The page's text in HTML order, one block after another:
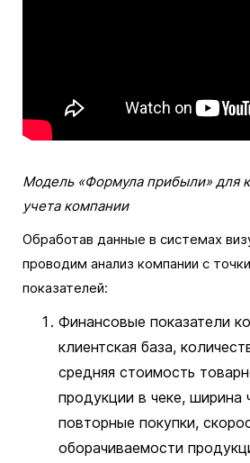
Модель «Формула прибыли» для
учета компании
Обработав данные в системах
проводим анализ компании с
показателей:
Финансовые показатели
клиентская база,
средняя стоимость
продукции в чеке, ширина
повторные покупки,
оборачиваемости